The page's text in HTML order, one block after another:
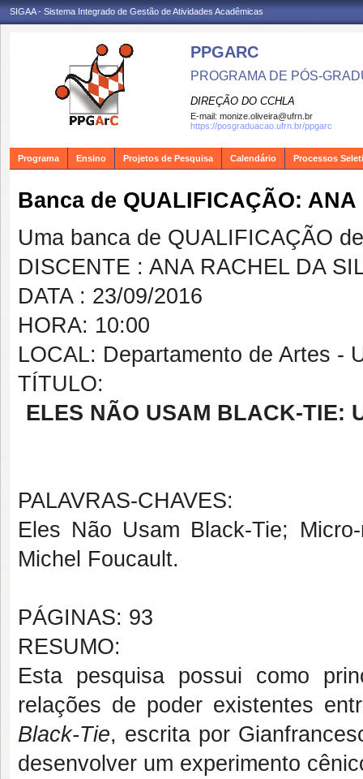
SIGAA - Sistema Integrado de Gestão de Atividades Acadêmicas
PPGARC
PROGRAMA DE PÓS-
DIREÇÃO DO CCHLA
E-mail: monize.oliveira@ufrn.br
https://posgraduacao.ufrn.br/ppgarc
Programa Ensino Projetos de Pesquisa Calendário Processos
Banca de QUALIFICAÇÃO:
Uma banca de QUALIFICAÇÃO
DISCENTE : ANA RACHEL DA
DATA : 23/09/2016
HORA: 10:00
LOCAL: Departamento de Artes -
TÍTULO:
ELES NÃO USAM BLACK-TIE:
PALAVRAS-CHAVES:
Eles Não Usam Black-Tie;
Michel Foucault.
PÁGINAS: 93
RESUMO:
Esta pesquisa possui como
relações de poder existentes
Black-Tie, escrita por
desenvolver um experimento